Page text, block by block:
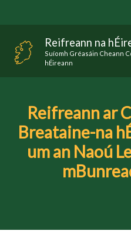
Reifreann na
Suíomh Gréasáin Cheann
hÉireann
Reifreann ar
Breataine-na
um an Naoú